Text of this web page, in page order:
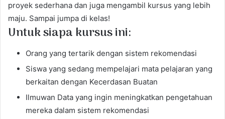
proyek sederhana dan juga mengambil kursus yang lebih
maju. Sampai jumpa di kelas!
Untuk siapa kursus ini:
Orang yang tertarik dengan sistem rekomendasi
Siswa yang sedang mempelajari mata pelajaran yang
berkaitan dengan Kecerdasan Buatan
Ilmuwan Data yang ingin meningkatkan pengetahuan
mereka dalam sistem rekomendasi